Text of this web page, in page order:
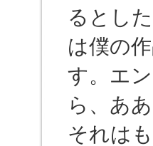
るとし
は僕の
す。エ
ら、あ
それは